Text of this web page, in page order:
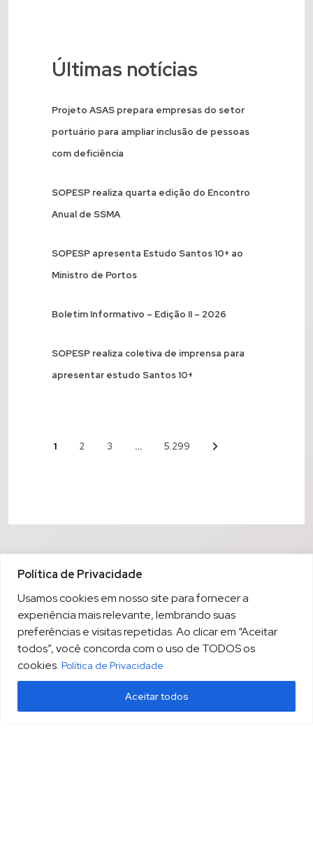
Política de Privacidade
Usamos cookies em nosso site para fornecer a
experiência mais relevante, lembrando suas
preferências e visitas repetidas. Ao clicar em “Aceitar
todos”, você concorda com o uso de TODOS os
cookies. Política de Privacidade
Aceitar todos
Últimas notícias
Projeto ASAS prepara empresas do setor
portuário para ampliar inclusão de pessoas
com deficiência
SOPESP realiza quarta edição do Encontro
Anual de SSMA
SOPESP apresenta Estudo Santos 10+ ao
Ministro de Portos
Boletim Informativo – Edição II – 2026
SOPESP realiza coletiva de imprensa para
apresentar estudo Santos 10+
1 2 3 … 5.299